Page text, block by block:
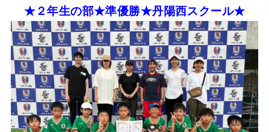
★２年生の部★準優勝★丹陽西スクール★